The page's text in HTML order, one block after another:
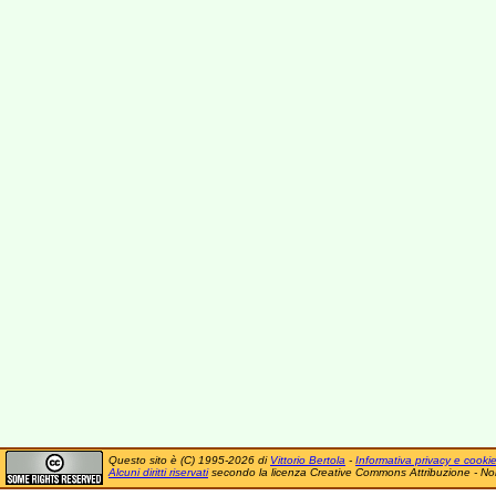
Questo sito è (C) 1995-2026 di Vittorio Bertola - Informativa privacy e cookie
Alcuni diritti riservatisecondo la licenza Creative Commons Attribuzione -